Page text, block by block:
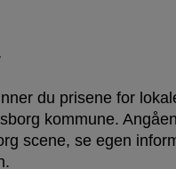
du prisene for
kommune.
scene, se egen